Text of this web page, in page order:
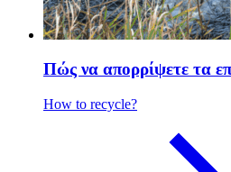
Πώς να απορρίψετε τα
How to recycle?